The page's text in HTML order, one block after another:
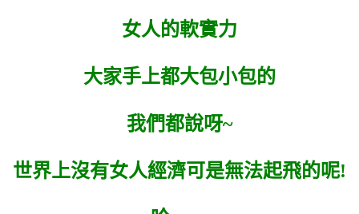
女人的軟實力
大家手上都大包小包的
我們都說呀~
世界上沒有女人經濟可是無法起飛的呢!